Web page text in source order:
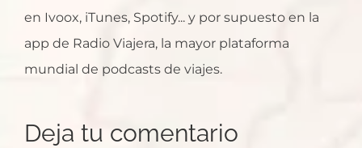
en Ivoox, iTunes, Spotify... y por supuesto en la
app de Radio Viajera, la mayor plataforma
mundial de podcasts de viajes.
Deja tu comentario